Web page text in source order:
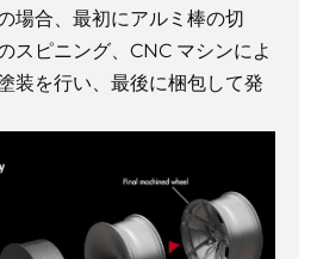
場合、最初にアルミ棒の切
スピニング、CNC マシンによ
装を行い、最後に梱包して発